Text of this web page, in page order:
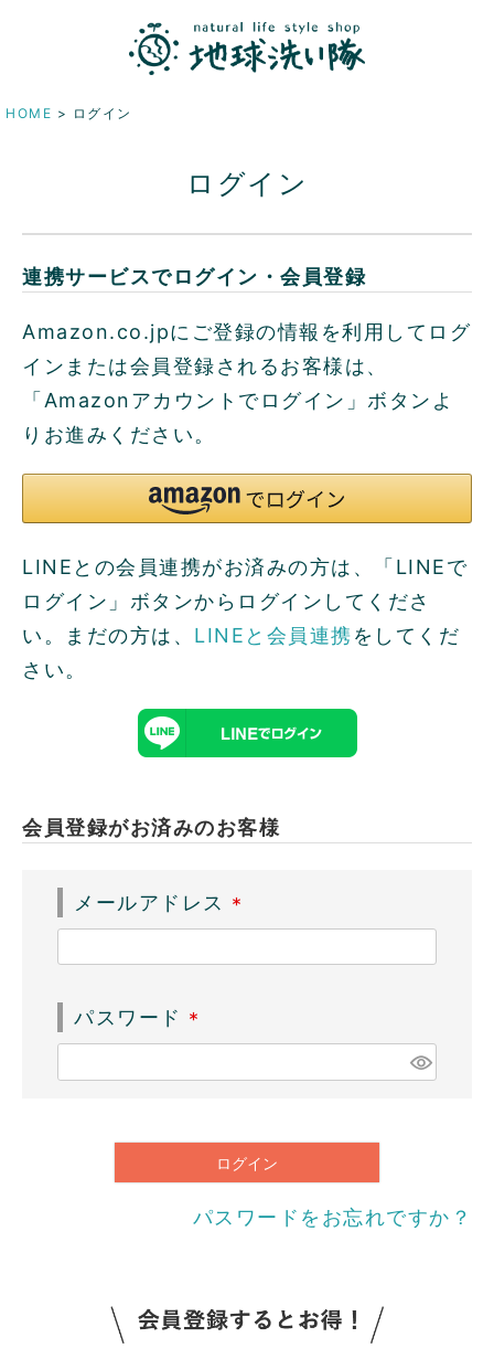
HOME ログイン
ログイン
連携サービスでログイン・会員登録
Amazon.co.jpにご登録の情報を利用してログ
インまたは会員登録されるお客様は、
「Amazonアカウントでログイン」ボタンよ
りお進みください。
LINEとの会員連携がお済みの方は、「LINEで
ログイン」ボタンからログインしてくださ
い。まだの方は、 LINEと会員連携をしてくだ
さい。
会員登録がお済みのお客様
メールアドレス
(
必
パスワード
(
必
)
ログイン
パスワードをお忘れですか？